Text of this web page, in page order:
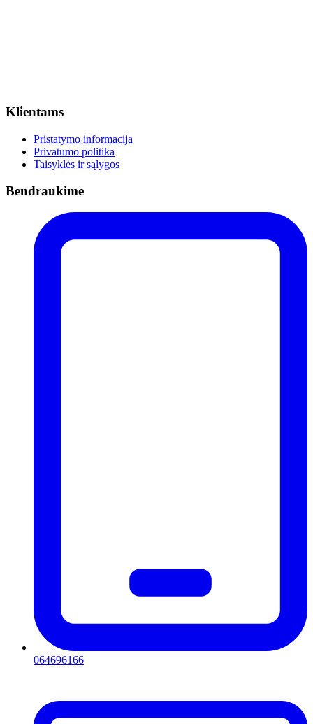
Klientams
Pristatymo informacija
Privatumo politika
Taisyklės ir sąlygos
Bendraukime
064696166